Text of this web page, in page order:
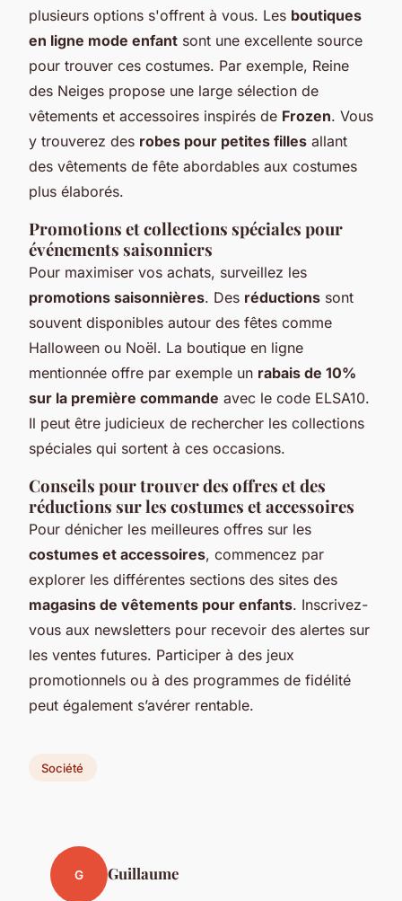
plusieurs options s'offrent à vous. Les boutiques
en ligne mode enfant sont une excellente source
pour trouver ces costumes. Par exemple, Reine
des Neiges propose une large sélection de
vêtements et accessoires inspirés de Frozen. Vous
y trouverez des robes pour petites filles allant
des vêtements de fête abordables aux costumes
plus élaborés.
Promotions et collections spéciales pour
événements saisonniers
Pour maximiser vos achats, surveillez les
promotions saisonnières. Des réductions sont
souvent disponibles autour des fêtes comme
Halloween ou Noël. La boutique en ligne
mentionnée offre par exemple un rabais de 10%
sur la première commande avec le code ELSA10.
Il peut être judicieux de rechercher les collections
spéciales qui sortent à ces occasions.
Conseils pour trouver des offres et des
réductions sur les costumes et accessoires
Pour dénicher les meilleures offres sur les
costumes et accessoires, commencez par
explorer les différentes sections des sites des
magasins de vêtements pour enfants. Inscrivez-
vous aux newsletters pour recevoir des alertes sur
les ventes futures. Participer à des jeux
promotionnels ou à des programmes de fidélité
peut également s’avérer rentable.
Société
G Guillaume